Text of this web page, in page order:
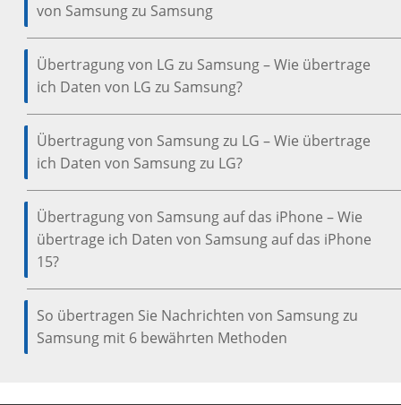
von Samsung zu Samsung
Übertragung von LG zu Samsung – Wie übertrage
ich Daten von LG zu Samsung?
Übertragung von Samsung zu LG – Wie übertrage
ich Daten von Samsung zu LG?
Übertragung von Samsung auf das iPhone – Wie
übertrage ich Daten von Samsung auf das iPhone
15?
So übertragen Sie Nachrichten von Samsung zu
Samsung mit 6 bewährten Methoden